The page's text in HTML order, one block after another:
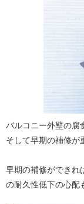
バルコニー外壁の腐
そして早期の補修が
早期の補修ができれ
の耐久性低下の心配